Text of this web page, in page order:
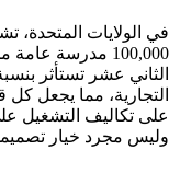
100,000 مدرسة
التجارية، مما يجعل كل
على تكاليف التشغيل
وليس مجرد خيار